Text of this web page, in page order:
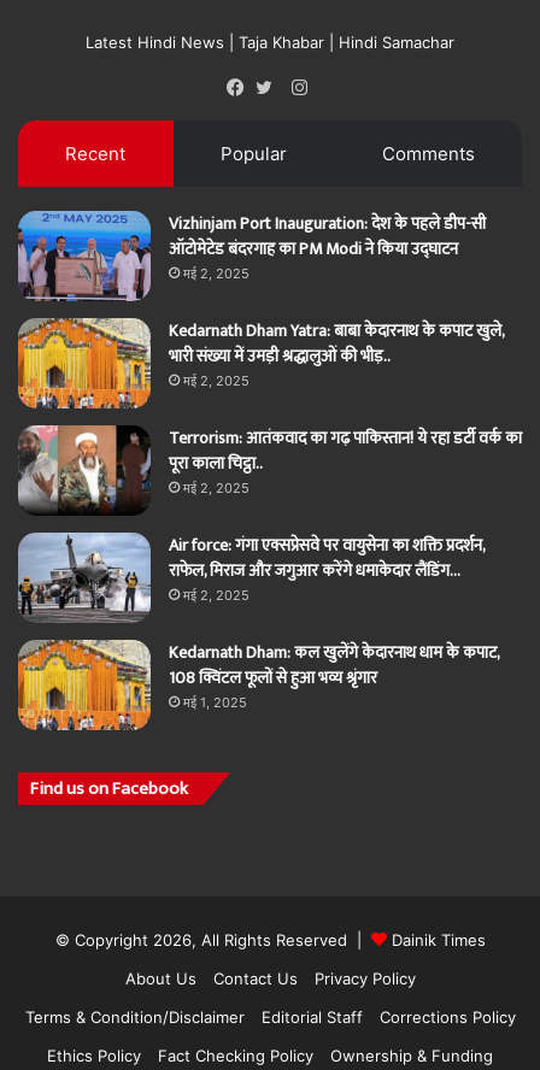
Latest Hindi News | Taja Khabar | Hindi Samachar
Instagram
Recent Popular Comments
Vizhinjam Port Inauguration: देश के पहले डीप-सी
ऑटोमेटेड बंदरगाह का PM Modi ने किया उद्घाटन
मई 2, 2025
Kedarnath Dham Yatra: बाबा केदारनाथ के कपाट खुले,
भारी संख्या में उमड़ी श्रद्धालुओं की भीड़..
मई 2, 2025
Terrorism: आतंकवाद का गढ़ पाकिस्तान! ये रहा डर्टी वर्क का
पूरा काला चिट्ठा..
मई 2, 2025
Air force: गंगा एक्सप्रेसवे पर वायुसेना का शक्ति प्रदर्शन,
राफेल, मिराज और जगुआर करेंगे धमाकेदार लैंडिंग…
मई 2, 2025
Kedarnath Dham: कल खुलेंगे केदारनाथ धाम के कपाट,
108 क्विंटल फूलों से हुआ भव्य श्रृंगार
मई 1, 2025
Find us on Facebook
© Copyright 2026, All Rights Reserved |
Dainik Times
About Us
Contact Us
Privacy Policy
Terms & Condition/Disclaimer
Editorial Staff
Corrections Policy
Ethics Policy
Fact Checking Policy Ownership & Funding